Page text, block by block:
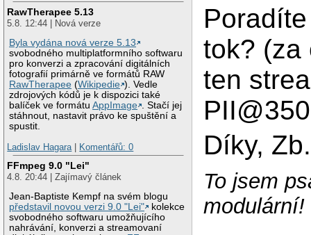
RawTherapee 5.13
5.8. 12:44 | Nová verze
Byla vydána nová verze 5.13
svobodného multiplatformního softwaru
pro konverzi a zpracování digitálních
fotografií primárně ve formátů RAW
RawTherapee (Wikipedie ). Vedle
zdrojových kódů je k dispozici také
balíček ve formátuAppImage . Stačí jej
stáhnout, nastavit právo ke spuštění a
spustit.
Ladislav Hagara| Komentářů: 0
FFmpeg 9.0 "Lei"
4.8. 20:44 | Zajímavý článek
Jean-Baptiste Kempf na svém blogu
představil novou verzi 9.0 "Lei"
kolekce
svobodného softwaru umožňujícího
nahrávání, konverzi a streamovaní
tok? (za
ten
Díky, Zb.
To jsem
modulární!